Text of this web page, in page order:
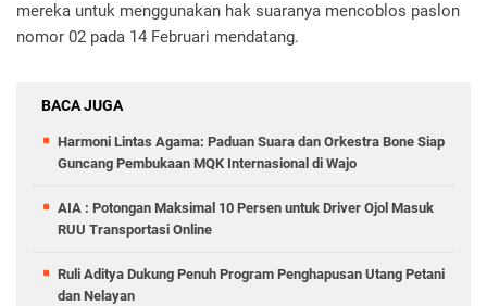
mereka untuk menggunakan hak suaranya mencoblos paslon
nomor 02 pada 14 Februari mendatang.
BACA JUGA
Harmoni Lintas Agama: Paduan Suara dan Orkestra Bone Siap
Guncang Pembukaan MQK Internasional di Wajo
AIA : Potongan Maksimal 10 Persen untuk Driver Ojol Masuk
RUU Transportasi Online
Ruli Aditya Dukung Penuh Program Penghapusan Utang Petani
dan Nelayan